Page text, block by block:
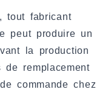
tout fabricant
peut produire un
la production
remplacement
commande chez